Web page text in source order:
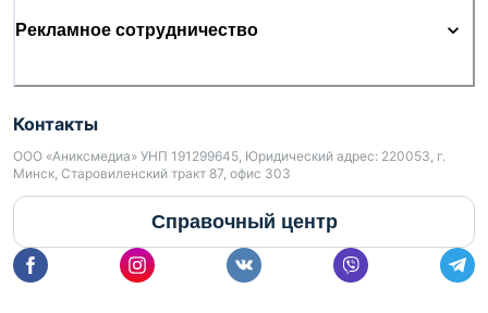
Рекламное сотрудничество
Контакты
ООО «Аниксмедиа» УНП 191299645, Юридический адрес: 220053, г.
Минск, Старовиленский тракт 87, офис 303
Справочный центр